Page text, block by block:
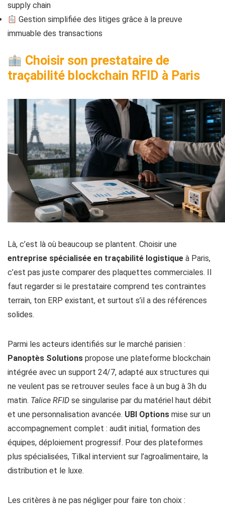
supply chain
Gestion simplifiée des litiges grâce à la preuve
immuable des transactions
Choisir son prestataire de
traçabilité blockchain RFID à Paris
Là, c’est là où beaucoup se plantent. Choisir une
entreprise spécialisée en traçabilité logistique à Paris,
c’est pas juste comparer des plaquettes commerciales. Il
faut regarder si le prestataire comprend tes contraintes
terrain, ton ERP existant, et surtout s’il a des références
solides.
Parmi les acteurs identifiés sur le marché parisien :
Panoptès Solutions propose une plateforme blockchain
intégrée avec un support 24/7, adapté aux structures qui
ne veulent pas se retrouver seules face à un bug à 3h du
matin. Talice RFID se singularise par du matériel haut débit
et une personnalisation avancée. UBI Options mise sur un
accompagnement complet : audit initial, formation des
équipes, déploiement progressif. Pour des plateformes
plus spécialisées, Tilkal intervient sur l’agroalimentaire, la
distribution et le luxe.
Les critères à ne pas négliger pour faire ton choix :